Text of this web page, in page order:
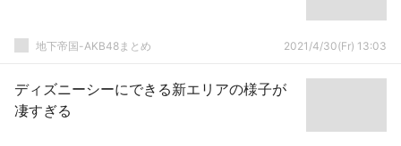
地下帝国-AKB48まとめ 2021/4/30(Fr) 13:03
ディズニーシーにできる新エリアの様子が
凄すぎる